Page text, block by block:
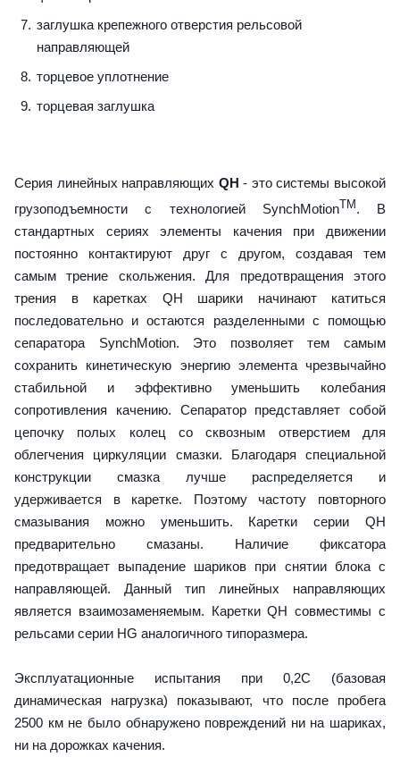
заглушка крепежного отверстия рельсовой
направляющей
торцевое уплотнение
торцевая заглушка
Серия линейных направляющих QH - это системы высокой
грузоподъемности с технологией SynchMotionTM . В
стандартных сериях элементы качения при движении
постоянно контактируют друг с другом, создавая тем
самым трение скольжения. Для предотвращения этого
трения в каретках QH шарики начинают катиться
последовательно и остаются разделенными с помощью
сепаратора SynchMotion. Это позволяет тем самым
сохранить кинетическую энергию элемента чрезвычайно
стабильной и эффективно уменьшить колебания
сопротивления качению. Сепаратор представляет собой
цепочку полых колец со сквозным отверстием для
облегчения циркуляции смазки. Благодаря специальной
конструкции смазка лучше распределяется и
удерживается в каретке. Поэтому частоту повторного
смазывания можно уменьшить. Каретки серии QH
предварительно смазаны. Наличие фиксатора
предотвращает выпадение шариков при снятии блока с
направляющей. Данный тип линейных направляющих
является взаимозаменяемым. Каретки QH совместимы с
рельсами серии HG аналогичного типоразмера.
Эксплуатационные испытания при 0,2C (базовая
динамическая нагрузка) показывают, что после пробега
2500 км не было обнаружено повреждений ни на шариках,
ни на дорожках качения.